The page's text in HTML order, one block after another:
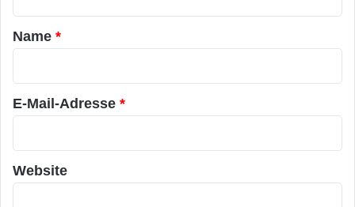
a
r
*
Name *
E-Mail-Adresse *
Website